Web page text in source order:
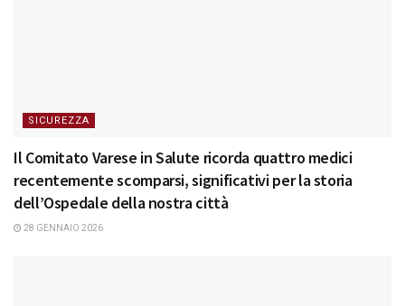
SICUREZZA
Il Comitato Varese in Salute ricorda quattro medici
recentemente scomparsi, significativi per la storia
dell’Ospedale della nostra città
28 GENNAIO 2026